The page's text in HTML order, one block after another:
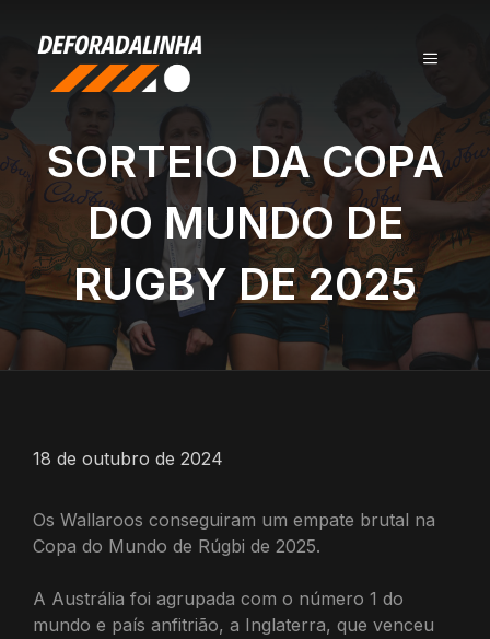
conteúdo
MENU
SORTEIO DA COPA
DO MUNDO DE
RUGBY DE 2025
18 de outubro de 2024
Os Wallaroos conseguiram um empate brutal na
Copa do Mundo de Rúgbi de 2025.
A Austrália foi agrupada com o número 1 do
mundo e país anfitrião, a Inglaterra, que venceu